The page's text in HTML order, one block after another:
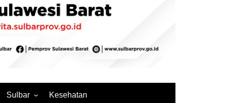
Sulbar Kesehatan